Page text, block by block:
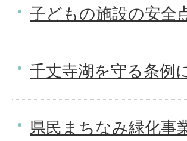
子どもの施設の安全
千丈寺湖を守る条例
県民まちなみ緑化事